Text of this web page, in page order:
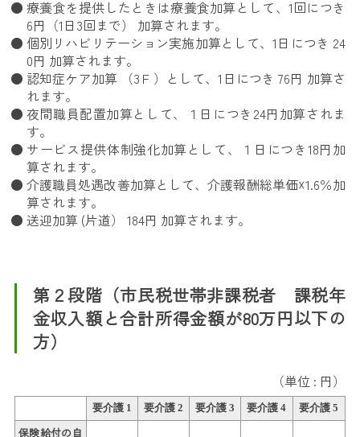
療養食を提供したときは療養食加算として、1回につき
6円（1日3回まで） 加算されます。
個別リハビリテーション実施加算として、1日につき 24
0円 加算されます。
認知症ケア加算 （3Ｆ）として、1日につき 76円 加算さ
れます。
夜間職員配置加算として、１日につき24円加算されま
す。
サービス提供体制強化加算として、１日につき18円加
算されます。
介護職員処遇改善加算として、介護報酬総単価☓1.6％加
算されます。
送迎加算 (片道） 184円 加算されます。
第２段階（市民税世帯非課税者 課税年
金収入額と合計所得金額が80万円以下の
方）
（単位 : 円）
要介護 1 要介護 2 要介護 3 要介護 4 要介護 5
保険給付の自